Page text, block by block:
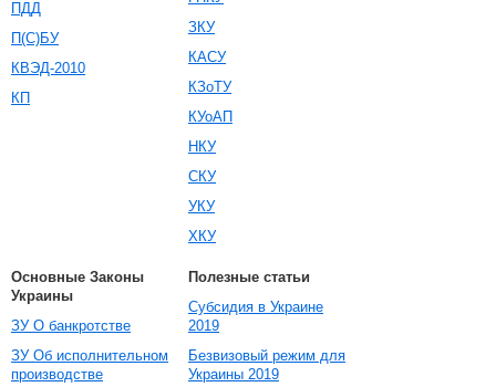
ПДД
П(С)БУ
КВЭД-2010
КП
ЗКУ
КАСУ
КЗоТУ
КУоАП
НКУ
СКУ
УКУ
ХКУ
Основные Законы
Украины
ЗУ О банкротстве
ЗУ Об исполнительном
производстве
Полезные статьи
Субсидия в Украине
2019
Безвизовый режим для
Украины 2019